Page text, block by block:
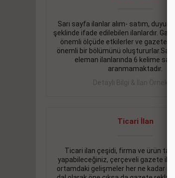
Sarı sayfa ilanlar alım- satım,
şeklinde ifade edilebilen ilanlardır.
önemli ölçüde etkilerler ve gazete
önemli bir bölümünü
eleman ilanlarında 6 kelime
aranmamaktadır.
Detaylı Bilgi & İlan Örnekleri
Ticari İlan
Ticari ilan çeşidi, firma ve ürün
yapabileceğiniz, çerçeveli gazete
ortamdaki gelişmeler her ne kadar